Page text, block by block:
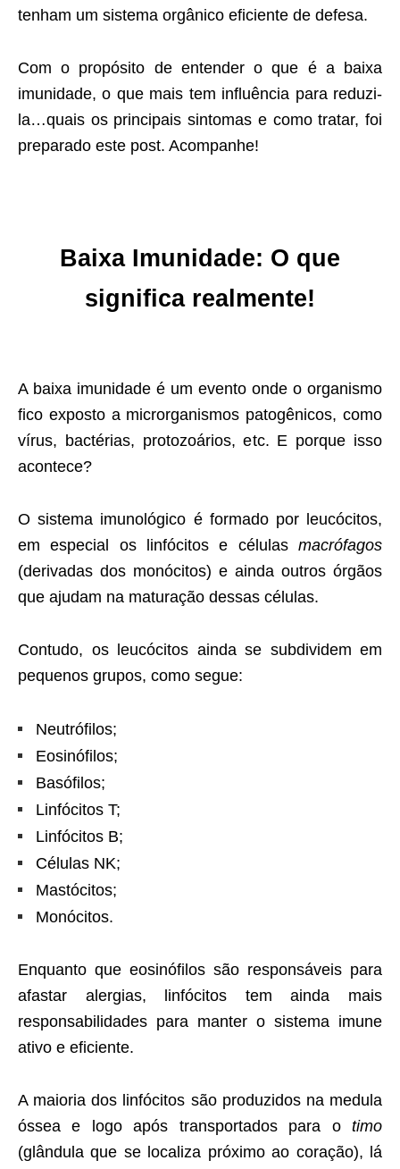
tenham um sistema orgânico eficiente de defesa.
Com o propósito de entender o que é a baixa
imunidade, o que mais tem influência para reduzi-
la…quais os principais sintomas e como tratar, foi
preparado este post. Acompanhe!
Baixa Imunidade: O que
significa realmente!
A baixa imunidade é um evento onde o organismo
fico exposto a microrganismos patogênicos, como
vírus, bactérias, protozoários, etc. E porque isso
acontece?
O sistema imunológico é formado por leucócitos,
em especial os linfócitos e células macrófagos
(derivadas dos monócitos) e ainda outros órgãos
que ajudam na maturação dessas células.
Contudo, os leucócitos ainda se subdividem em
pequenos grupos, como segue:
Neutrófilos;
Eosinófilos;
Basófilos;
Linfócitos T;
Linfócitos B;
Células NK;
Mastócitos;
Monócitos.
Enquanto que eosinófilos são responsáveis para
afastar alergias, linfócitos tem ainda mais
responsabilidades para manter o sistema imune
ativo e eficiente.
A maioria dos linfócitos são produzidos na medula
óssea e logo após transportados para o timo
(glândula que se localiza próximo ao coração), lá